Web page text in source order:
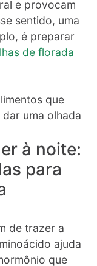
e provocam
sentido, uma
é preparar
de florada
que
uma olhada
à noite:
para
de trazer a
ajuda
que